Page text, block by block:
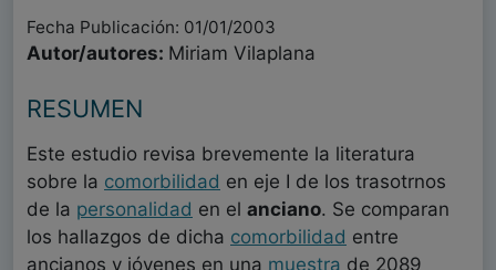
Fecha Publicación: 01/01/2003
Autor/autores: Miriam Vilaplana
RESUMEN
Este estudio revisa brevemente la literatura
sobre la comorbilidad en eje I de los trasotrnos
de la personalidad en el anciano. Se comparan
los hallazgos de dicha comorbilidad entre
ancianos y jóvenes en una muestra de 2089